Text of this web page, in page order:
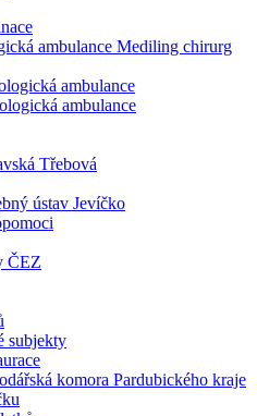
ambulance Mediling chirurg
ambulance
ambulance
Třebová
ústav Jevíčko
ČEZ
subjekty
komora Pardubického kraje